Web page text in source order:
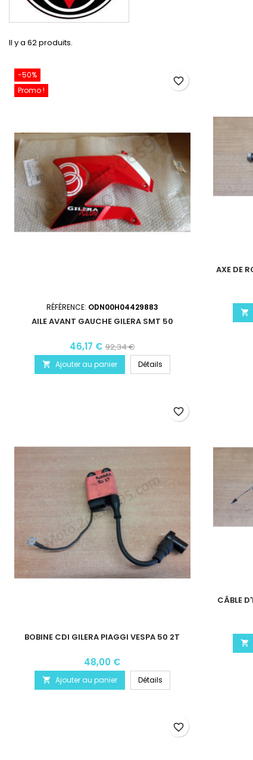
Il y a 62 produits.
-50%
Promo !
RÉFÉRENCE: ODN00H04429883
AILE AVANT GAUCHE GILERA SMT 50
46,17 € 92,34 €
 Ajouter au panier Détails
favorite_border
AXE DE

BOBINE CDI GILERA PIAGGI VESPA 50 2T
48,00 €
 Ajouter au panier Détails
favorite_border
CÂBLE

favorite_border